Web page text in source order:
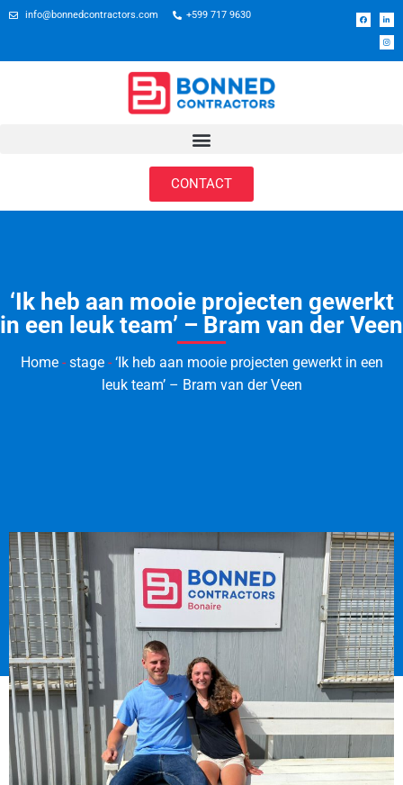
info@bonnedcontractors.com +599 717 9630
CONTACT
‘Ik heb aan mooie projecten gewerkt
in een leuk team’ – Bram van der Veen
Home-stage-‘Ik heb aan mooie projecten gewerkt in een
leuk team’ – Bram van der Veen